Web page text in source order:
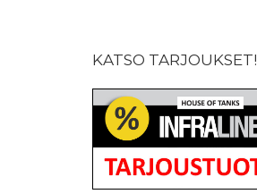
KATSO TARJOUKSET!